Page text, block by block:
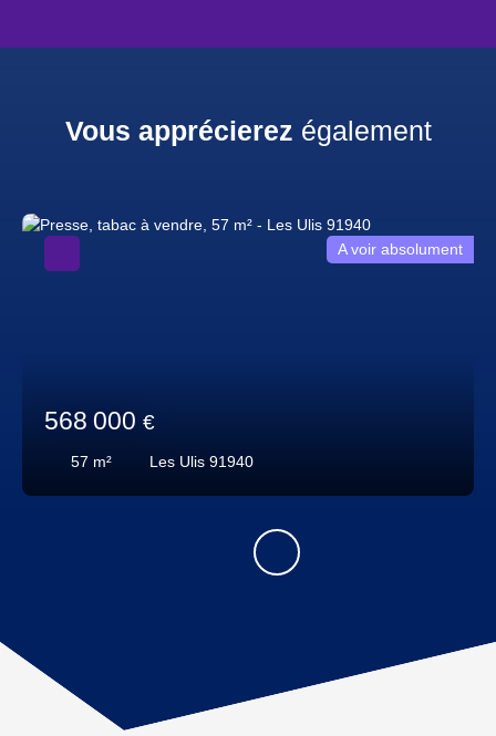
Vous apprécierez également
568 000 €
57 m² Les Ulis 91940
A voir absolument